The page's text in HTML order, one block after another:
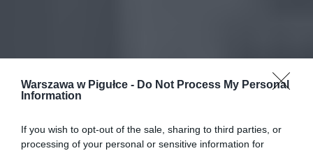
Warszawa w Pigułce - Do Not Process My Personal
Information
If you wish to opt-out of the sale, sharing to third parties, or
processing of your personal or sensitive information for